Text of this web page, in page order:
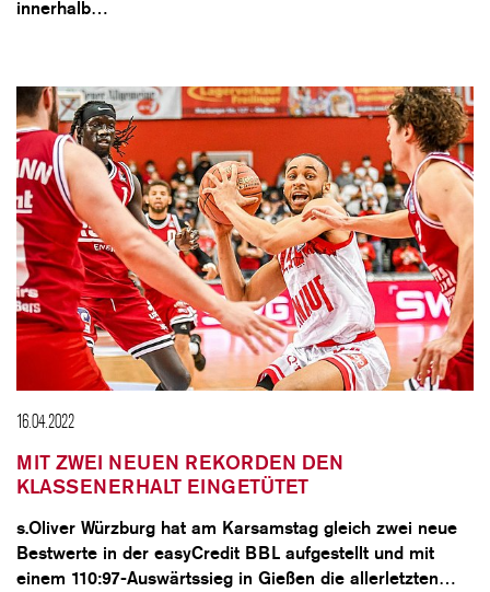
innerhalb…
16.04.2022
MIT ZWEI NEUEN REKORDEN DEN
KLASSENERHALT EINGETÜTET
s.Oliver Würzburg hat am Karsamstag gleich zwei neue
Bestwerte in der easyCredit BBL aufgestellt und mit
einem 110:97-Auswärtssieg in Gießen die allerletzten…